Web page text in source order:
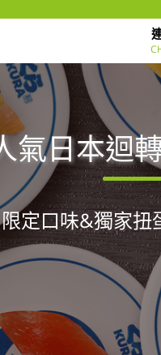
氣日本迴
定口味&獨家扭